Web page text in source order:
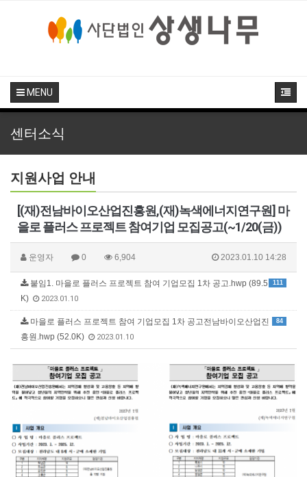
MENU
센터소식
지원사업 안내
[(재)전남바이오산업진흥원,(재)녹색에너지연구원] 마
을로 플러스 프로젝트 참여기업 모집공고(~1/20(금))
운영자 0 6,904 2023.01.10 14:28
111
붙임1. 마을로 플러스 프로젝트 참여 기업모집 1차 공고.hwp (89.5
K)
2023.01.10
84
마을로 플러스 프로젝트 참여 기업모집 1차 공고전남바이오산업진
흥원.hwp (52.0K)
2023.01.10